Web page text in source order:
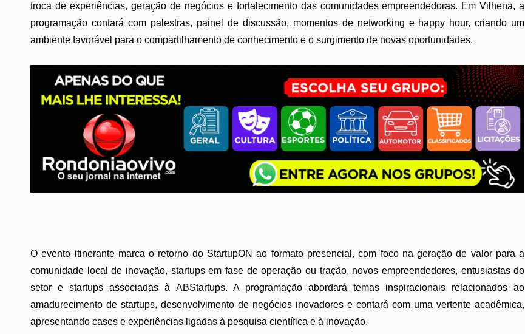
troca de experiências, geração de negócios e fortalecimento das comunidades empreendedoras. Em Vilhena, a
programação contará com palestras, painel de discussão, momentos de networking e happy hour, criando um
ambiente favorável para o compartilhamento de conhecimento e o surgimento de novas oportunidades.
O evento itinerante marca o retorno do StartupON ao formato presencial, com foco na geração de valor para a
comunidade local de inovação, startups em fase de operação ou tração, novos empreendedores, entusiastas do
setor e startups associadas à ABStartups. A programação abordará temas inspiracionais relacionados ao
amadurecimento de startups, desenvolvimento de negócios inovadores e contará com uma vertente acadêmica,
apresentando cases e experiências ligadas à pesquisa científica e à inovação.